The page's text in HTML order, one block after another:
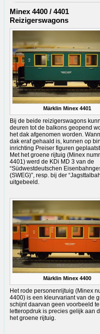
Minex 4400 / 4401
Reizigerswagons
Märklin Minex 4401
Bij de beide reizigerswagons
deuren tot de balkons geopend
het dak afgenomen worden.
dak eraf gehaald is, kunnen op
inrichting Preiser figuren
Met het groene rijtuig (Minex
4401) werd de KDi MD 3 van de
“Südwestdeutschen
(SWEG)”, resp. bij der
uitgebeeld.
Märklin Minex 4400
Het rode personenrijtuig (Minex
4400) is een kleurvariant van de
schijnt daarvan geen voorbeeld
letteropdruk is precies gelijk aan
het groene rijtuig.